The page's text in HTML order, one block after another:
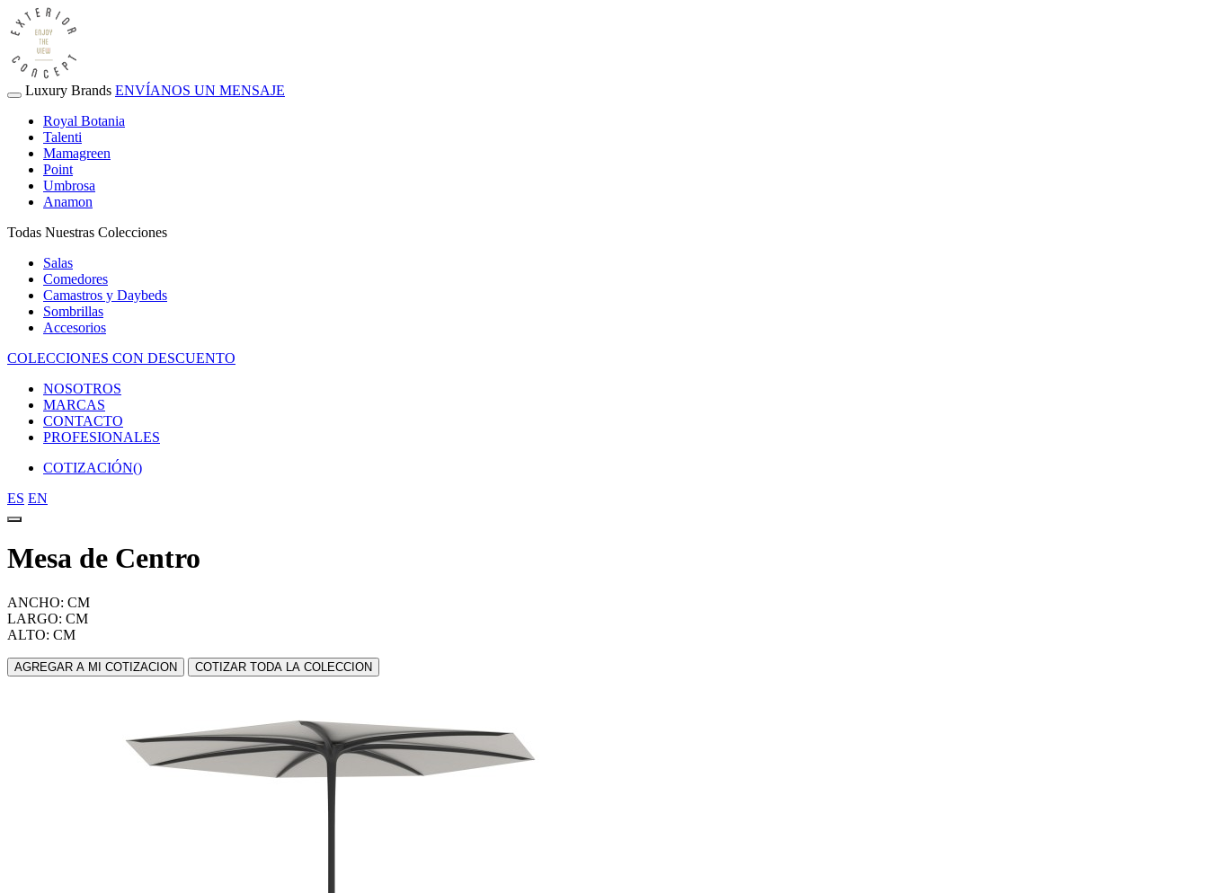
Luxury Brands ENVÍANOS UN MENSAJE
Royal Botania
Talenti
Mamagreen
Point
Umbrosa
Anamon
Todas Nuestras Colecciones
Salas
Comedores
Camastros y Daybeds
Sombrillas
Accesorios
COLECCIONES CON DESCUENTO
NOSOTROS
MARCAS
CONTACTO
PROFESIONALES
COTIZACIÓN()
ES EN
Mesa de Centro
ANCHO: CM
LARGO: CM
ALTO: CM
AGREGAR A MI COTIZACION COTIZAR TODA LA COLECCION